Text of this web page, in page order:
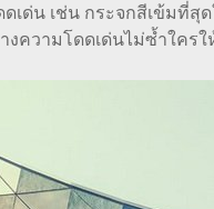
ด่น เช่น กระจกสีเข้มที่
ความโดดเด่นไม่ซ้ำใครใ